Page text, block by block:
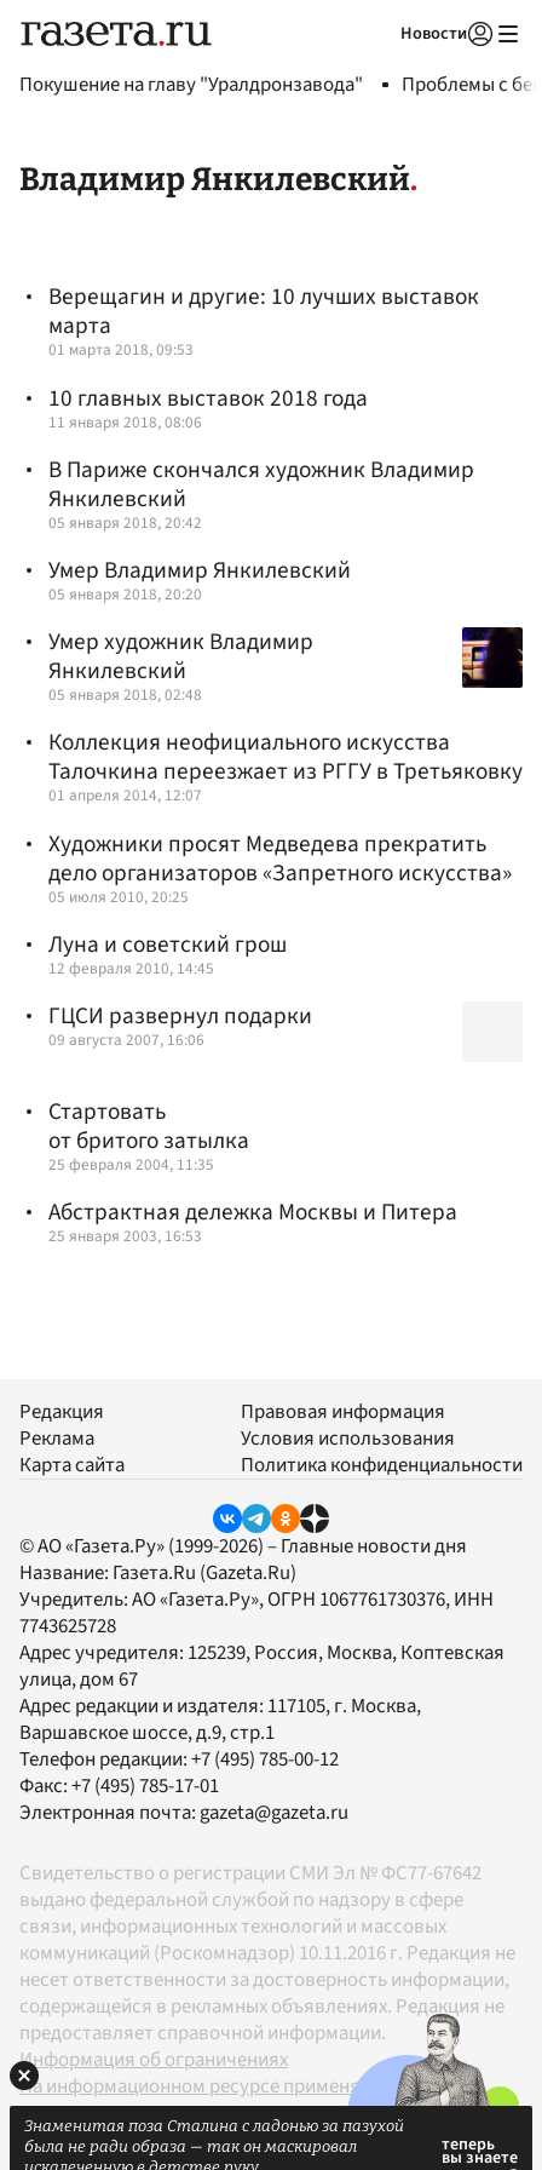
Новости
Покушение на главу "Уралдронзавода" Проблемы с
Владимир Янкилевский
Верещагин и другие: 10 лучших выставок
марта
01 марта 2018, 09:53
10 главных выставок 2018 года
11 января 2018, 08:06
В Париже скончался художник Владимир
Янкилевский
05 января 2018, 20:42
Умер Владимир Янкилевский
05 января 2018, 20:20
Умер художник Владимир
Янкилевский
05 января 2018, 02:48
Коллекция неофициального искусства
Талочкина переезжает из РГГУ в Третьяковку
01 апреля 2014, 12:07
Художники просят Медведева прекратить
дело организаторов «Запретного искусства»
05 июля 2010, 20:25
Луна и советский грош
12 февраля 2010, 14:45
ГЦСИ развернул подарки
09 августа 2007, 16:06
Стартовать
от бритого затылка
25 февраля 2004, 11:35
Абстрактная дележка Москвы и Питера
25 января 2003, 16:53
Редакция
Реклама
Карта сайта
Правовая информация
Условия использования
Политика конфиденциальности
© АО «Газета.Ру» (1999-2026) – Главные новости дня
Название: Газета.Ru (Gazeta.Ru)
Учредитель:АО «Газета.Ру», ОГРН 1067761730376, ИНН
7743625728
Адрес учредителя: 125239, Россия, Москва, Коптевская
улица, дом 67
Адрес редакции и издателя: 117105, г. Москва,
Варшавское шоссе, д.9, стр.1
Телефон редакции:+7 (495) 785-00-12
Факс:+7 (495) 785-17-01
Электронная почта: gazeta@gazeta.ru
Свидетельство о регистрации СМИ Эл № ФС77-67642
выдано федеральной службой по надзору в сфере
связи, информационных технологий и массовых
коммуникаций (Роскомнадзор) 10.11.2016 г. Редакция не
несет ответственности за достоверность информации,
содержащейся в рекламных объявлениях. Редакция не
предоставляет справочной информации.
Информация об ограничениях
На информационном ресурсе применяются
рекомендательные технологии в соответствии с
Правилами
Знаменитая поза Сталина с ладонью за пазухой
была не ради образа — так он маскировал